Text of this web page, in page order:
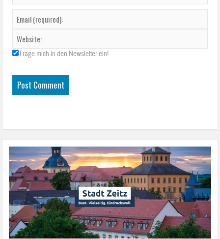
Trage mich in den Newsletter ein!